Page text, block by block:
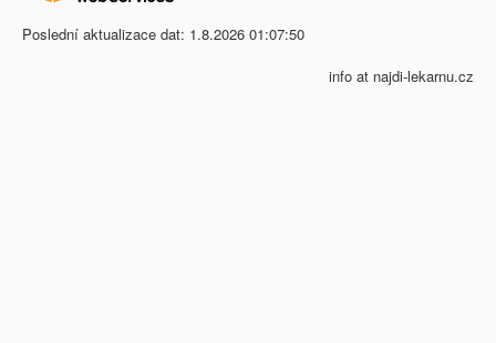
Poslední aktualizace dat: 1.8.2026 01:07:50
info at najdi-lekarnu.cz